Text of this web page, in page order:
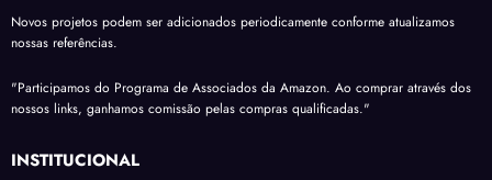
Novos projetos podem ser adicionados periodicamente conforme atualizamos
nossas referências.
"Participamos do Programa de Associados da Amazon. Ao comprar através dos
nossos links, ganhamos comissão pelas compras qualificadas."
INSTITUCIONAL